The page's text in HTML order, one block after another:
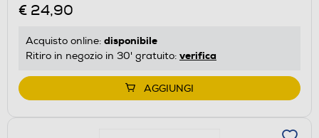
€ 24,90
Acquisto online: disponibile
Ritiro in negozio in 30' gratuito: verifica
AGGIUNGI